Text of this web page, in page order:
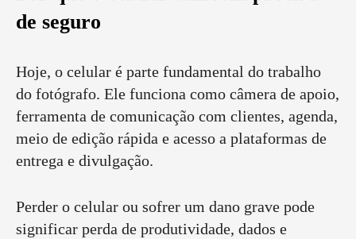
de seguro
Hoje, o celular é parte fundamental do trabalho
do fotógrafo. Ele funciona como câmera de apoio,
ferramenta de comunicação com clientes, agenda,
meio de edição rápida e acesso a plataformas de
entrega e divulgação.
Perder o celular ou sofrer um dano grave pode
significar perda de produtividade, dados e